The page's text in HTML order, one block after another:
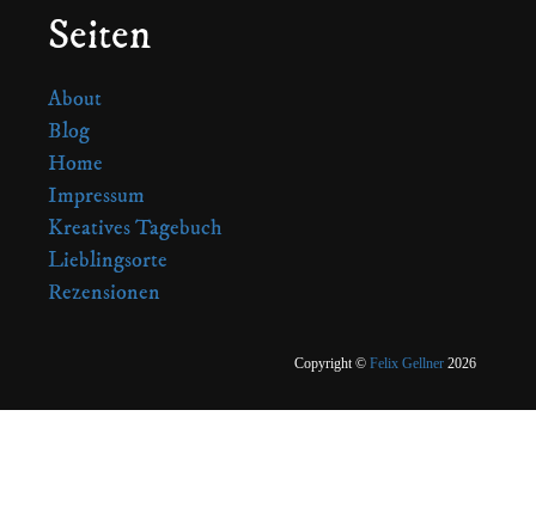
Seiten
About
Blog
Home
Impressum
Kreatives Tagebuch
Lieblingsorte
Rezensionen
Copyright © Felix Gellner 2026